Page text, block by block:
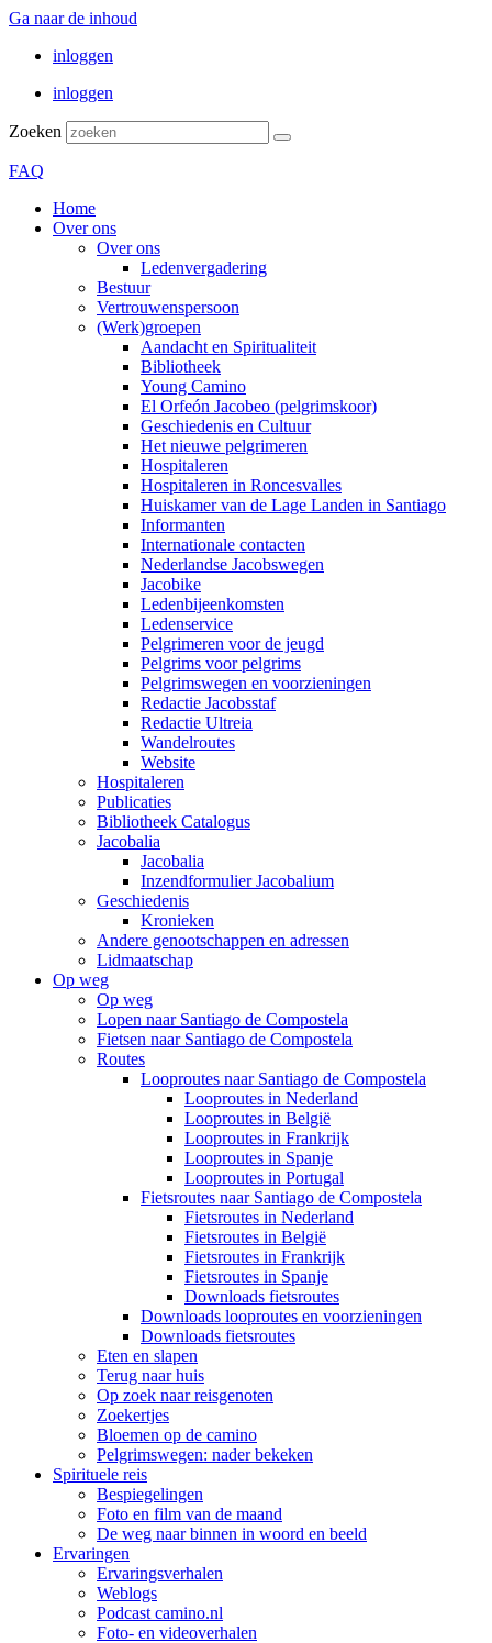
Ga naar de inhoud
inloggen
inloggen
Zoeken
FAQ
Home
Over ons
Over ons
Ledenvergadering
Bestuur
Vertrouwenspersoon
(Werk)groepen
Aandacht en Spiritualiteit
Bibliotheek
Young Camino
El Orfeón Jacobeo (pelgrimskoor)
Geschiedenis en Cultuur
Het nieuwe pelgrimeren
Hospitaleren
Hospitaleren in Roncesvalles
Huiskamer van de Lage Landen in Santiago
Informanten
Internationale contacten
Nederlandse Jacobswegen
Jacobike
Ledenbijeenkomsten
Ledenservice
Pelgrimeren voor de jeugd
Pelgrims voor pelgrims
Pelgrimswegen en voorzieningen
Redactie Jacobsstaf
Redactie Ultreia
Wandelroutes
Website
Hospitaleren
Publicaties
Bibliotheek Catalogus
Jacobalia
Jacobalia
Inzendformulier Jacobalium
Geschiedenis
Kronieken
Andere genootschappen en adressen
Lidmaatschap
Op weg
Op weg
Lopen naar Santiago de Compostela
Fietsen naar Santiago de Compostela
Routes
Looproutes naar Santiago de Compostela
Looproutes in Nederland
Looproutes in België
Looproutes in Frankrijk
Looproutes in Spanje
Looproutes in Portugal
Fietsroutes naar Santiago de Compostela
Fietsroutes in Nederland
Fietsroutes in België
Fietsroutes in Frankrijk
Fietsroutes in Spanje
Downloads fietsroutes
Downloads looproutes en voorzieningen
Downloads fietsroutes
Eten en slapen
Terug naar huis
Op zoek naar reisgenoten
Zoekertjes
Bloemen op de camino
Pelgrimswegen: nader bekeken
Spirituele reis
Bespiegelingen
Foto en film van de maand
De weg naar binnen in woord en beeld
Ervaringen
Ervaringsverhalen
Weblogs
Podcast camino.nl
Foto- en videoverhalen